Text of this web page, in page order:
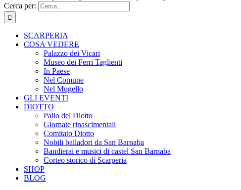
Cerca per:
SCARPERIA
COSA VEDERE
Palazzo dei Vicari
Museo dei Ferri Taglienti
In Paese
Nel Comune
Nel Mugello
GLI EVENTI
DIOTTO
Palio del Diotto
Giornate rinascimentali
Comitato Diotto
Nobili balladori da San Barnaba
Bandierai e musici di castel San Barnaba
Corteo storico di Scarperia
SHOP
BLOG